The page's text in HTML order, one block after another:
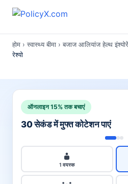
होम › स्वास्थ्य बीमा › बजाज आलियांज हेल्थ
रेश्यो
ऑनलाइन 15% तक बचाएं
30 सेकंड में मुफ्त कोटेशन पाएं
1 वयस्क